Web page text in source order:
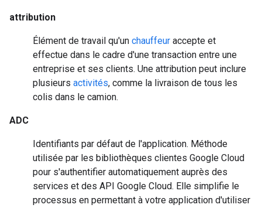
attribution
Élément de travail qu'un chauffeur accepte et
effectue dans le cadre d'une transaction entre une
entreprise et ses clients. Une attribution peut inclure
plusieurs activités, comme la livraison de tous les
colis dans le camion.
ADC
Identifiants par défaut de l'application. Méthode
utilisée par les bibliothèques clientes Google Cloud
pour s'authentifier automatiquement auprès des
services et des API Google Cloud. Elle simplifie le
processus en permettant à votre application d'utiliser